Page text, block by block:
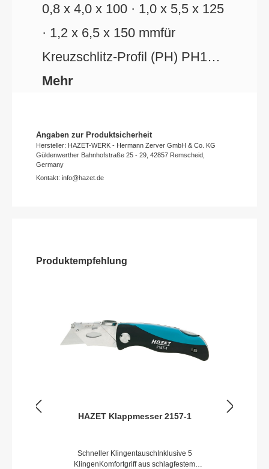
0,8 x 4,0 x 100 · 1,0 x 5,5 x 125
· 1,2 x 6,5 x 150 mmfür
Kreuzschlitz-Profil (PH) PH1…
Mehr
Angaben zur Produktsicherheit
Hersteller: HAZET-WERK - Hermann Zerver GmbH & Co. KG
Güldenwerther Bahnhofstraße 25 - 29, 42857 Remscheid,
Germany
Kontakt: info@hazet.de
Produktempfehlung
HAZET Klappmesser 2157-1
Schneller KlingentauschInklusive 5
KlingenKomfortgriff aus schlagfestem